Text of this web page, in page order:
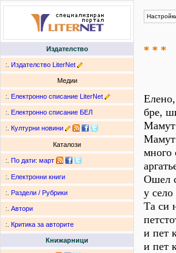
Издателство
:. Издателство LiterNet
Медии
:. Електронно списание LiterNet
:. Електронно списание БЕЛ
:. Културни новини
Каталози
:. По дати: март
:. Електронни книги
:. Раздели / Рубрики
:. Автори
:. Критика за авторите
Книжарници
* * *
бре,
Мамут
Мамут
много
Ошел
у
Та си
и пет
и пет